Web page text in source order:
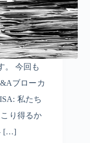
。 今回も
ブローカ
私たち
り得るか
[…]